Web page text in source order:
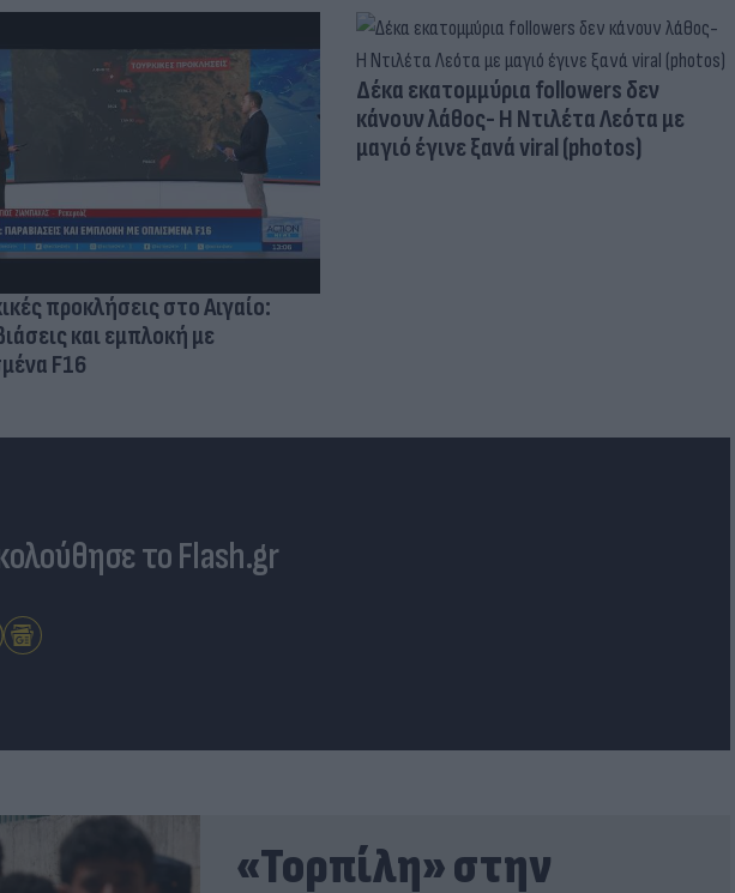
προκλήσεις στο Αιγαίο:
και εμπλοκή με
F16
Δέκα εκατομμύρια followers δεν
κάνουν λάθος- Η Ντιλέτα Λεότα με
μαγιό έγινε ξανά viral (photos)
το Flash.gr
«Τορπίλη» στην